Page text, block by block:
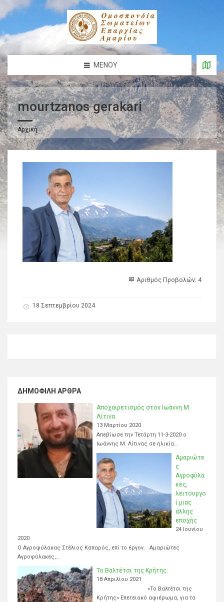
ΜΕΝΟΎ
mourtzanos gerakari
Αρχική
Αριθμός Προβολών: 4
18 Σεπτεμβρίου 2024
ΔΗΜΟΦΙΛΉ ΆΡΘΡΑ
Αποχαιρετισμός στον Ιωάννη Μ.
Λίτινα
13 Μαρτίου 2020
Απεβίωσε την Τετάρτη 11-3-2020 ο
Ιωάννης Μ. Λίτινας σε ηλικία…
Αμαριώτε
ς
Αγροφύλα
κες,
λειτουργο
ί μιας
άλλης
εποχής
24 Ιουνίου
2020
Ο Αγροφύλακας Στέλιος Καπαρός, επί το έργον. Αμαριώτες
Αγροφύλακες,…
Το Βαλτέτσι της Κρήτης.
18 Απριλίου 2021
«Το Βαλτέτσι της
Κρήτης» Επετειακό αφιέρωμα, για τα